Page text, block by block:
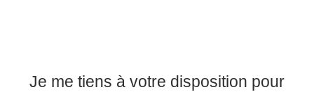
Je me tiens à votre disposition pour